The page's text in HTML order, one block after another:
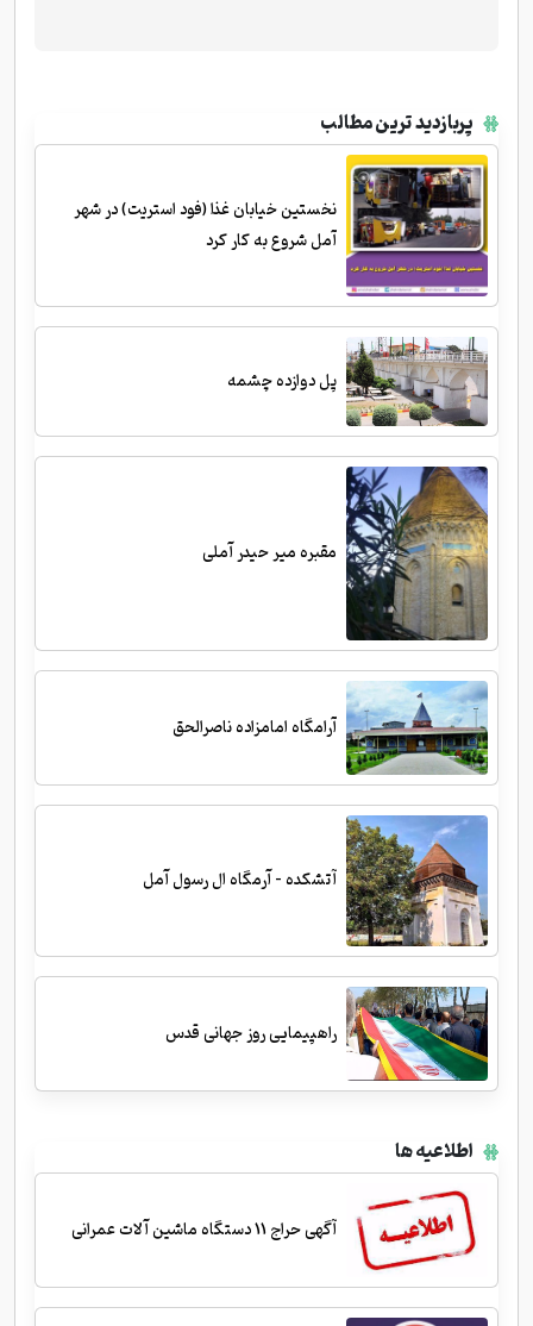
پربازدید ترین مطالب
نخستین خیابان غذا (فود استریت) در شهر
آمل شروع به کار کرد
پل دوازده چشمه
مقبره میر حیدر آملی
آرامگاه امامزاده ناصرالحق
آتشکده - آرمگاه ال رسول آمل
راهپیمایی روز جهانی قدس
اطلاعیه ها
آگهی حراج 11 دستگاه ماشین آلات عمرانی